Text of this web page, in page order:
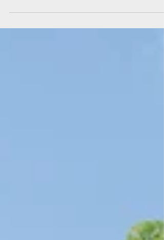
representante brasileira na edição de 2026.